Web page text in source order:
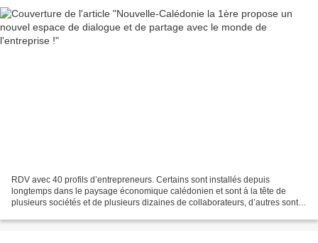
RDV avec 40 profils d’entrepreneurs. Certains sont installés depuis
longtemps dans le paysage économique calédonien et sont à la tête de
plusieurs sociétés et de plusieurs dizaines de collaborateurs, d’autres sont à